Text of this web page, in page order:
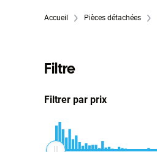
Accueil Pièces détachées
Filtre
Filtrer par prix